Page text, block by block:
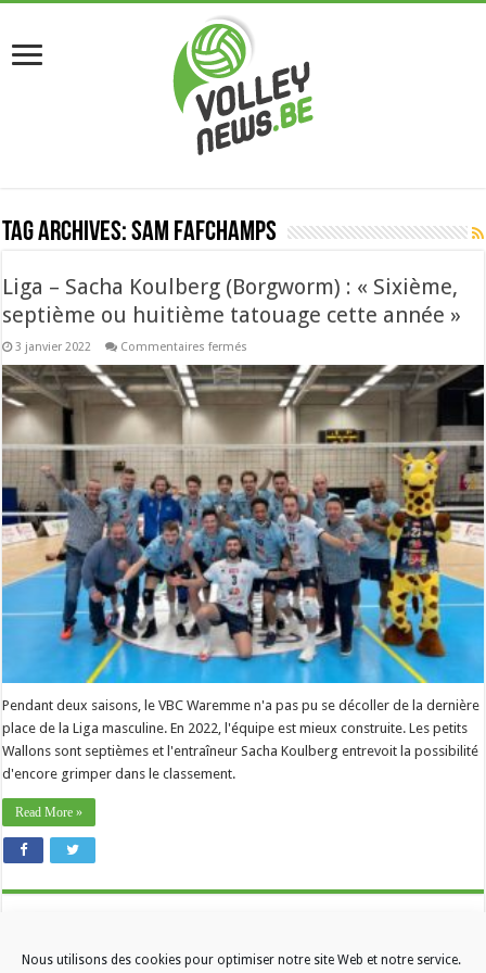
Nous utilisons des cookies pour optimiser notre site Web et notre service.
Tag Archives:Sam Fafchamps
Liga – Sacha Koulberg (Borgworm) : « Sixième,
septième ou huitième tatouage cette année »
3 janvier 2022 Commentaires fermés
–
Sacha
Koulberg
(Borgworm)
« Sixième,
septième
ou
huitième
tatouage
cette
année »
Pendant deux saisons, le VBC Waremme n'a pas pu se décoller de la dernière
place de la Liga masculine. En 2022, l'équipe est mieux construite. Les petits
Wallons sont septièmes et l'entraîneur Sacha Koulberg entrevoit la possibilité
d'encore grimper dans le classement.
Read More »